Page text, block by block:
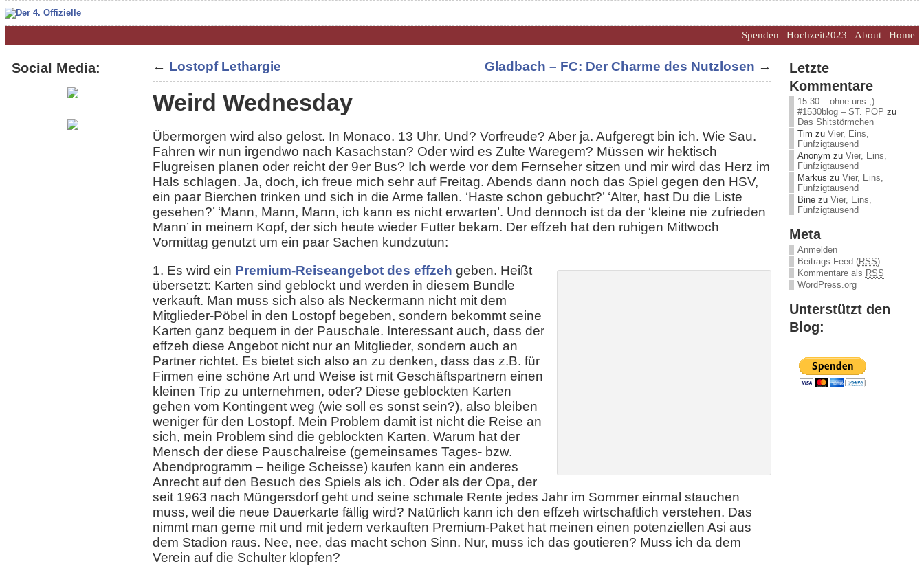
Home
About
Hochzeit2023
Spenden
Social Media: ← Lostopf Lethargie Gladbach – FC: Der Charme des Nutzlosen →
Weird Wednesday
Übermorgen wird also gelost. In Monaco. 13 Uhr. Und? Vorfreude? Aber ja. Aufgeregt bin ich. Wie Sau.
Fahren wir nun irgendwo nach Kasachstan? Oder wird es Zulte Waregem? Müssen wir hektisch
Flugreisen planen oder reicht der 9er Bus? Ich werde vor dem Fernseher sitzen und mir wird das Herz im
Hals schlagen. Ja, doch, ich freue mich sehr auf Freitag. Abends dann noch das Spiel gegen den HSV,
ein paar Bierchen trinken und sich in die Arme fallen. ‘Haste schon gebucht?’ ‘Alter, hast Du die Liste
gesehen?’ ‘Mann, Mann, Mann, ich kann es nicht erwarten’. Und dennoch ist da der ‘kleine nie zufrieden
Mann’ in meinem Kopf, der sich heute wieder Futter bekam. Der effzeh hat den ruhigen Mittwoch
Vormittag genutzt um ein paar Sachen kundzutun:
1. Es wird ein Premium-Reiseangebot des effzeh geben. Heißt
übersetzt: Karten sind geblockt und werden in diesem Bundle
verkauft. Man muss sich also als Neckermann nicht mit dem
Mitglieder-Pöbel in den Lostopf begeben, sondern bekommt seine
Karten ganz bequem in der Pauschale. Interessant auch, dass der
effzeh diese Angebot nicht nur an Mitglieder, sondern auch an
Partner richtet. Es bietet sich also an zu denken, dass das z.B. für
Firmen eine schöne Art und Weise ist mit Geschäftspartnern einen
kleinen Trip zu unternehmen, oder? Diese geblockten Karten
gehen vom Kontingent weg (wie soll es sonst sein?), also bleiben
weniger für den Lostopf. Mein Problem damit ist nicht die Reise an
sich, mein Problem sind die geblockten Karten. Warum hat der
Mensch der diese Pauschalreise (gemeinsames Tages- bzw.
Abendprogramm – heilige Scheisse) kaufen kann ein anderes
Anrecht auf den Besuch des Spiels als ich. Oder als der Opa, der
seit 1963 nach Müngersdorf geht und seine schmale Rente jedes Jahr im Sommer einmal stauchen
muss, weil die neue Dauerkarte fällig wird? Natürlich kann ich den effzeh wirtschaftlich verstehen. Das
nimmt man gerne mit und mit jedem verkauften Premium-Paket hat meinen einen potenziellen Asi aus
dem Stadion raus. Nee, nee, das macht schon Sinn. Nur, muss ich das goutieren? Muss ich da dem
Verein auf die Schulter klopfen?
Letzte
Kommentare
15:30 – ohne uns ;)
#1530blog – ST. POP zu
Das Shitstörmchen
Tim zu Vier, Eins,
Fünfzigtausend
Anonym zu Vier, Eins,
Fünfzigtausend
Markus zu Vier, Eins,
Fünfzigtausend
Binezu Vier, Eins,
Fünfzigtausend
Meta
Anmelden
Beitrags-Feed (RSS)
Kommentare als RSS
WordPress.org
Unterstützt den
Blog: